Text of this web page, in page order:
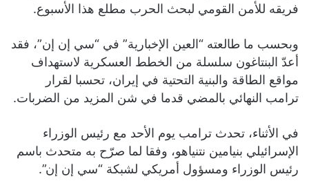
فريقه للأمن القومي لبحث الحرب مطلع هذا الأسبوع.
وبحسب ما طالعته “العين الإخبارية” في “سي إن إن”، فقد
أعدّ البنتاغون سلسلة من الخطط العسكرية لاستهداف
مواقع الطاقة والبنية التحتية في إيران، تحسبا لقرار
ترامب النهائي بالمضي قدما في شن المزيد من الضربات.
في الأثناء، تحدث ترامب يوم الأحد مع رئيس الوزراء
الإسرائيلي بنيامين نتنياهو، وفقا لما صرّح به متحدث باسم
رئيس الوزراء ومسؤول أمريكي لشبكة “سي إن إن”.